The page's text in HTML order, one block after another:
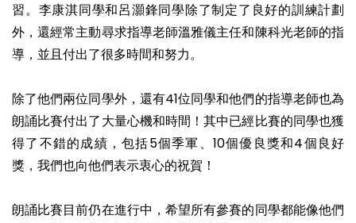
習。李康淇同學和呂灝鋒同學除了制定了良好的訓練計劃
外，還經常主動尋求指導老師溫雅儀主任和陳科光老師的指
導，並且付出了很多時間和努力。
除了他們兩位同學外，還有41位同學和他們的指導老師也為
朗誦比賽付出了大量心機和時間！其中已經比賽的同學也獲
得了不錯的成績，包括5個季軍、10個優良獎和4個良好
獎，我們也向他們表示衷心的祝賀！
朗誦比賽目前仍在進行中，希望所有參賽的同學都能像他們